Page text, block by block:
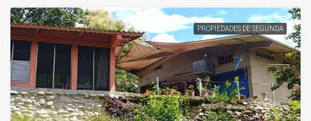
PROPIEDADES DE SEGUNDA